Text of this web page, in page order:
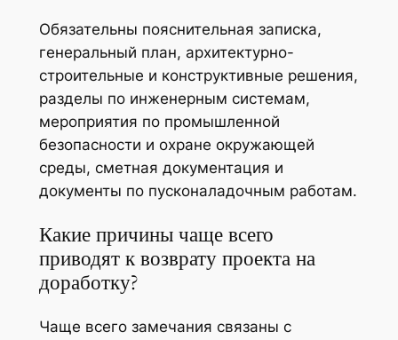
Обязательны пояснительная записка,
генеральный план, архитектурно-
строительные и конструктивные решения,
разделы по инженерным системам,
мероприятия по промышленной
безопасности и охране окружающей
среды, сметная документация и
документы по пусконаладочным работам.
Какие причины чаще всего
приводят к возврату проекта на
доработку?
Чаще всего замечания связаны с